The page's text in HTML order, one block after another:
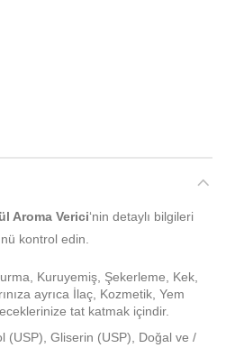
Aroma Verici‘nin detaylı bilgileri
kontrol edin.
Kuruyemiş, Şekerleme, Kek,
ayrıca İlaç, Kozmetik, Yem
tat katmak içindir.
(USP), Gliserin (USP), Doğal ve /